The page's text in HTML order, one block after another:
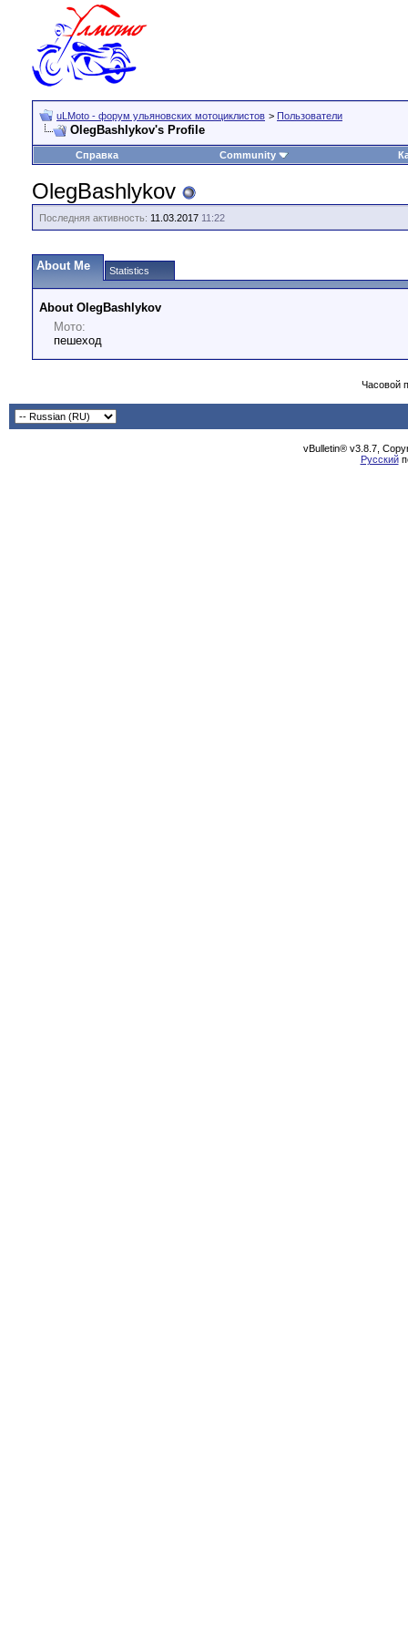
uLMoto - форум ульяновских мотоциклистов > Пользователи
OlegBashlykov's Profile
Справка Community
OlegBashlykov
Последняя активность: 11.03.2017 11:22
About Me Statistics
About OlegBashlykov
Мото:
пешеход
Часовой
vBulletin® v3.8.7,
Русский